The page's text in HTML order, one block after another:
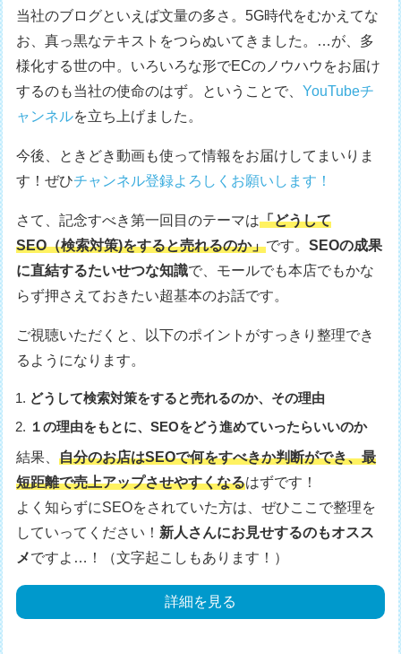
当社のブログといえば文量の多さ。5G時代をむかえてな
お、真っ黒なテキストをつらぬいてきました。…が、多
様化する世の中。いろいろな形でECのノウハウをお届け
するのも当社の使命のはず。ということで、YouTubeチ
ャンネルを立ち上げました。
今後、ときどき動画も使って情報をお届けしてまいりま
す！ぜひチャンネル登録よろしくお願いします！
さて、記念すべき第一回目のテーマは「どうして
SEO（検索対策)をすると売れるのか」です。SEOの成果
に直結するたいせつな知識で、モールでも本店でもかな
らず押さえておきたい超基本のお話です。
ご視聴いただくと、以下のポイントがすっきり整理でき
るようになります。
どうして検索対策をすると売れるのか、その理由
１の理由をもとに、SEOをどう進めていったらいいのか
結果、自分のお店はSEOで何をすべきか判断ができ、最
短距離で売上アップさせやすくなるはずです！
よく知らずにSEOをされていた方は、ぜひここで整理を
していってください！ 新人さんにお見せするのもオスス
メですよ…！（文字起こしもあります！）
詳細を見る